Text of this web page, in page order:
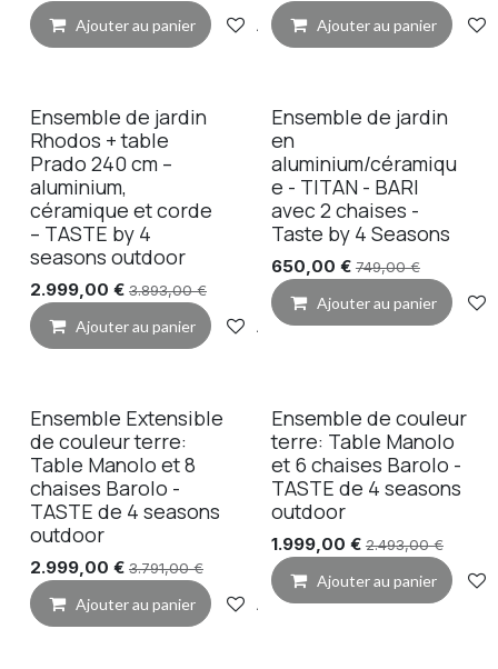
Ajouter au panier Ajouter à la liste de souhaits
Ajouter au panier
Ensemble de jardin
Rhodos + table
Prado 240 cm –
aluminium,
céramique et corde
– TASTE by 4
seasons outdoor
2.999,00 € 3.893,00€
Ajouter au panier Ajouter à la liste de souhaits
Ensemble de jardin
en
aluminium/céramiqu
e - TITAN - BARI
avec 2 chaises -
Taste by 4 Seasons
650,00 € 749,00€
Ajouter au panier
Ensemble Extensible
de couleur terre:
Table Manolo et 8
chaises Barolo -
TASTE de 4 seasons
outdoor
2.999,00 € 3.791,00€
Ajouter au panier Ajouter à la liste de souhaits
Ensemble de couleur
terre: Table Manolo
et 6 chaises Barolo -
TASTE de 4 seasons
outdoor
1.999,00 € 2.493,00€
Ajouter au panier